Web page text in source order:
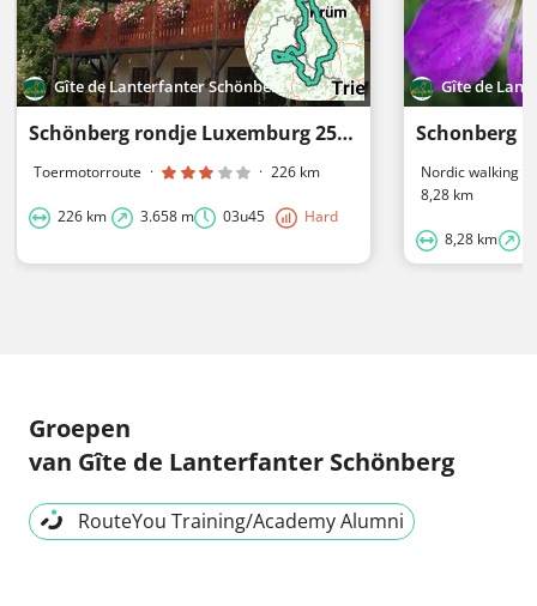
Gîte de Lanterfanter Schönberg
Schönberg rondje Luxemburg 254 km
Toermotorroute · · 226 km
226 km 3.658 m 03u45 Hard
Gîte de
Schonberg
Nordic walking
8,28 km
8,28 km
Groepen
van Gîte de Lanterfanter Schönberg
RouteYou Training/Academy Alumni